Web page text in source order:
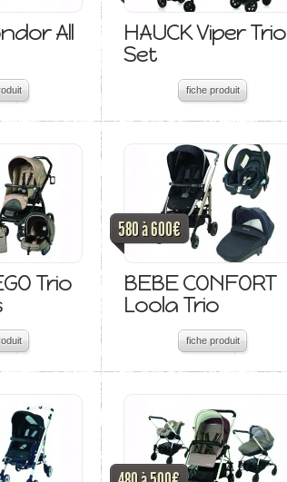
All
HAUCK Viper Trio
Set
fiche produit
Trio
580 à 600€
BEBE CONFORT
Loola Trio
fiche produit